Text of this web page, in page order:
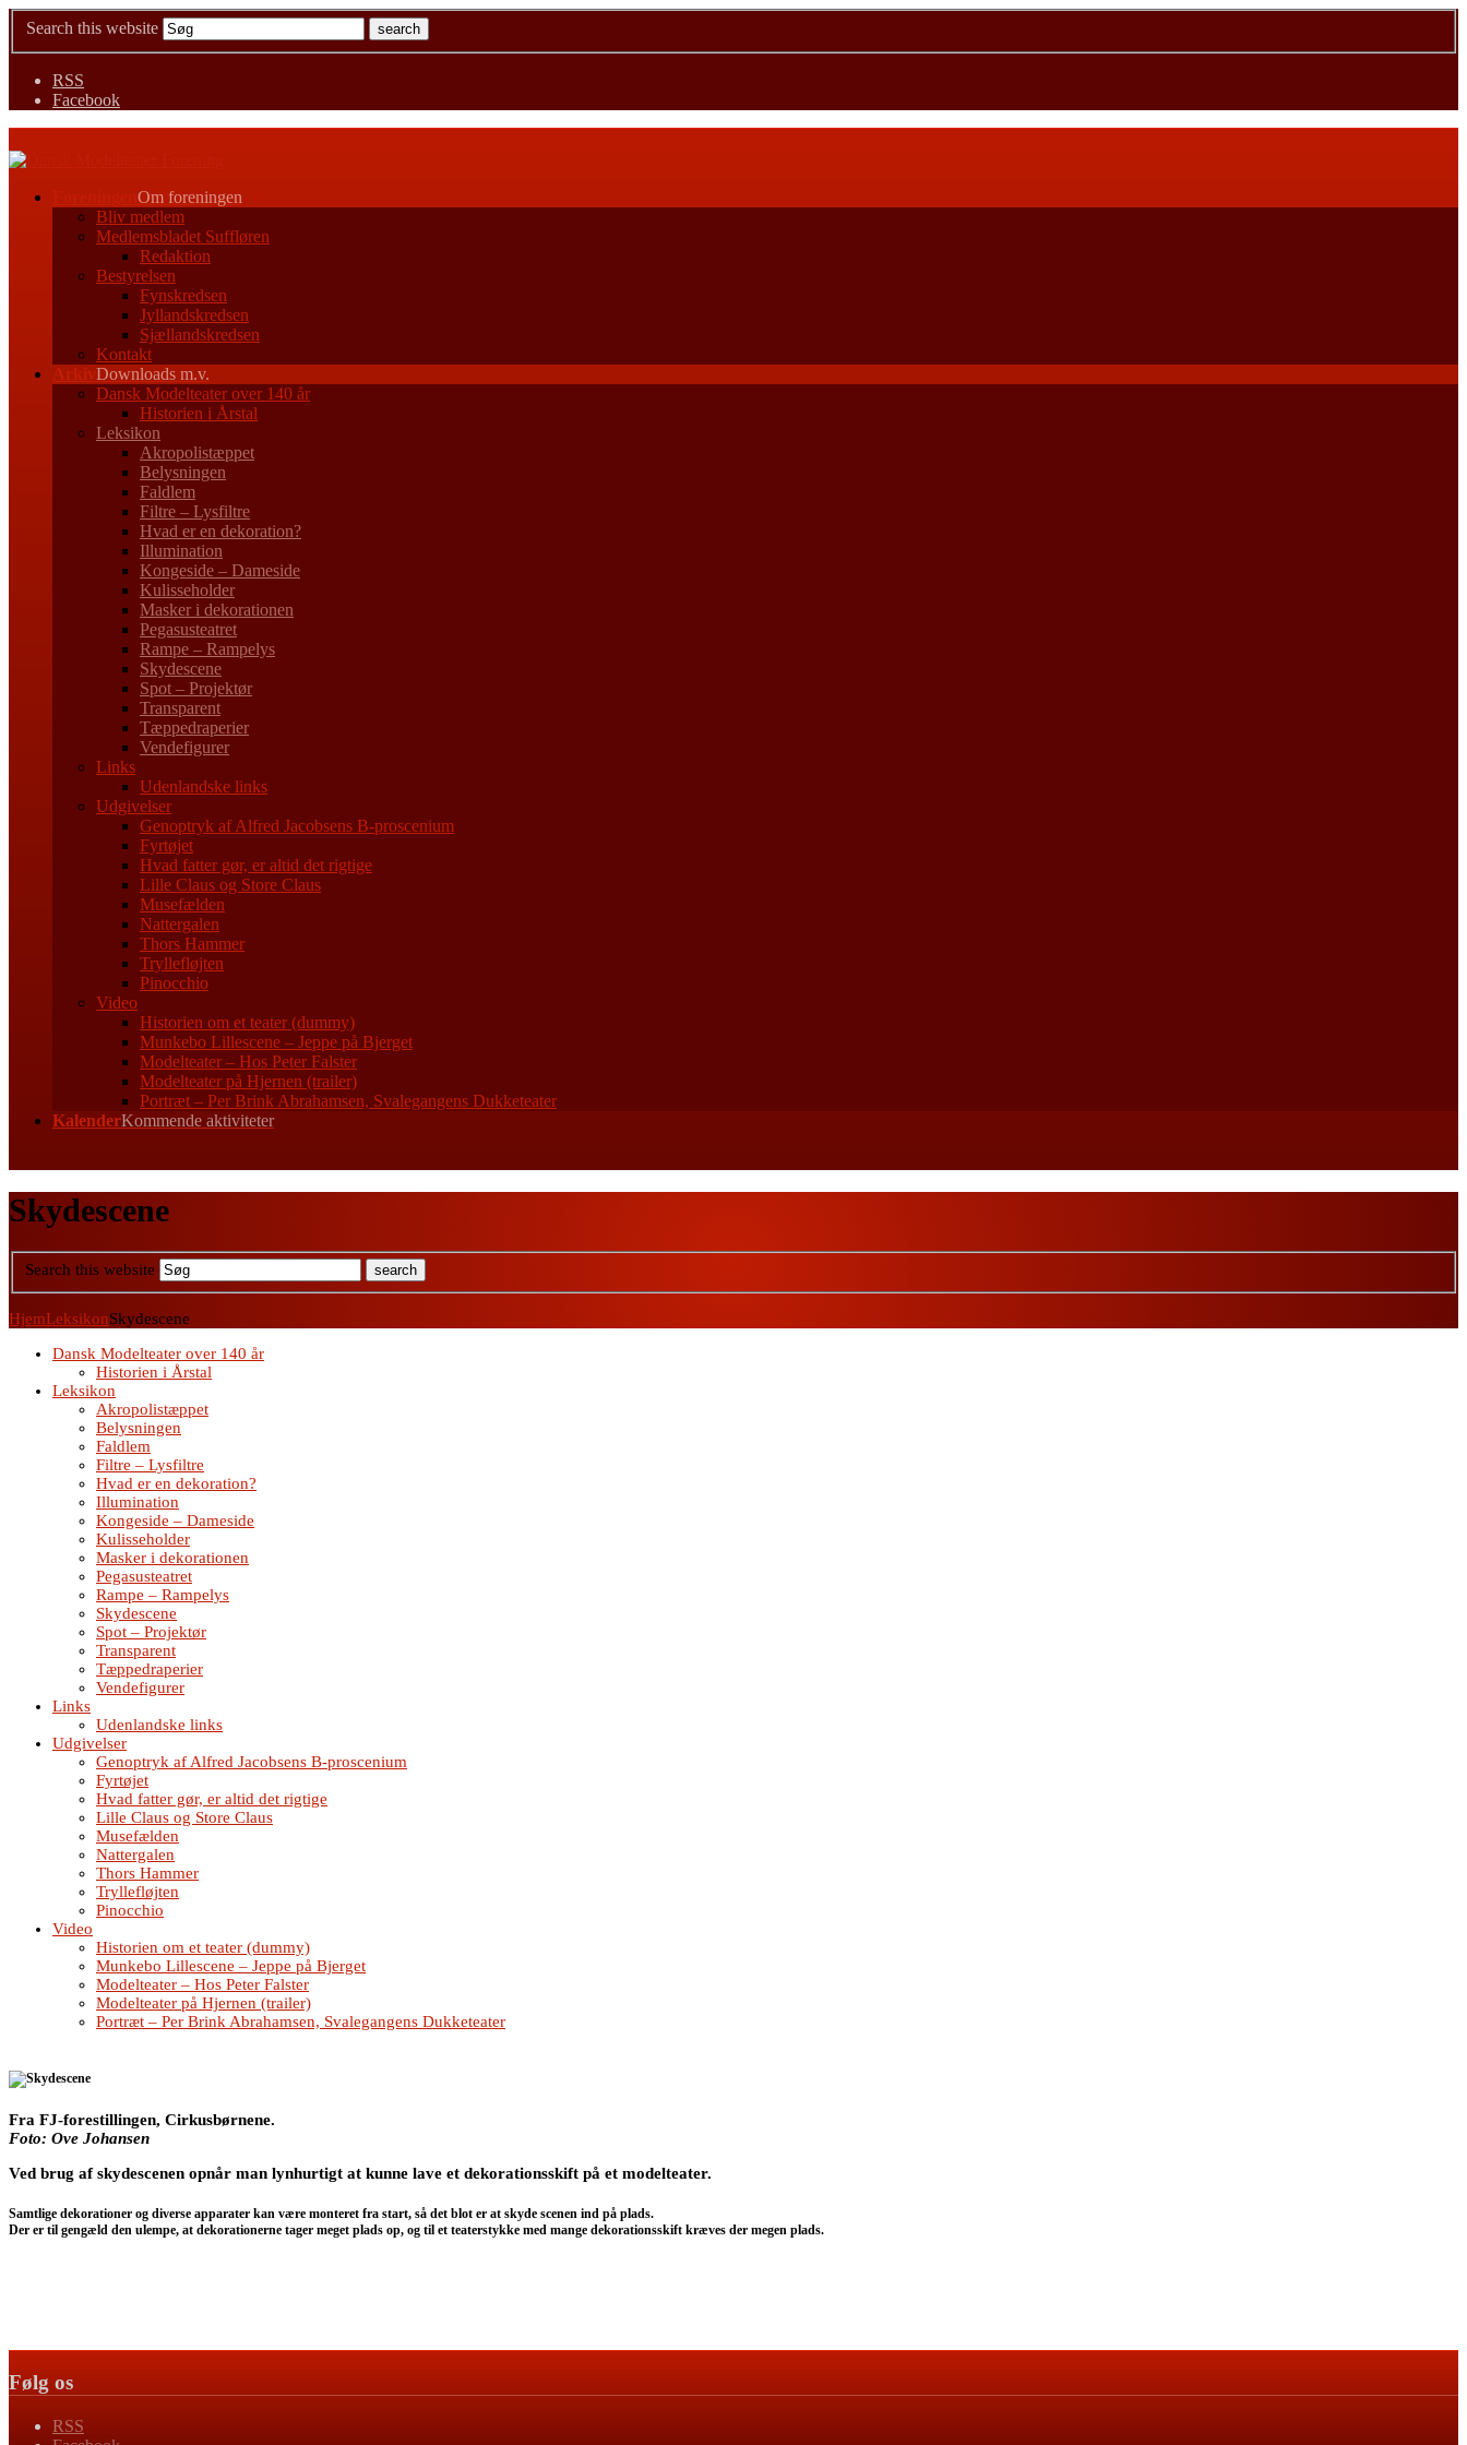
Search this website
RSS
Facebook
Om foreningen
Bliv medlem
Medlemsbladet Suffløren
Redaktion
Bestyrelsen
Fynskredsen
Jyllandskredsen
Sjællandskredsen
Kontakt
ArkivDownloads m.v.
Dansk Modelteater over 140 år
Historien i Årstal
Leksikon
Akropolistæppet
Belysningen
Faldlem
Filtre – Lysfiltre
Hvad er en dekoration?
Illumination
Kongeside – Dameside
Kulisseholder
Masker i dekorationen
Pegasusteatret
Rampe – Rampelys
Skydescene
Spot – Projektør
Transparent
Tæppedraperier
Vendefigurer
Links
Udenlandske links
Udgivelser
Genoptryk af Alfred Jacobsens B-proscenium
Fyrtøjet
Hvad fatter gør, er altid det rigtige
Lille Claus og Store Claus
Musefælden
Nattergalen
Thors Hammer
Tryllefløjten
Pinocchio
Video
Historien om et teater (dummy)
Munkebo Lillescene – Jeppe på Bjerget
Modelteater – Hos Peter Falster
Modelteater på Hjernen (trailer)
Portræt – Per Brink Abrahamsen, Svalegangens Dukketeater
KalenderKommende aktiviteter
Skydescene
Search this website
HjemLeksikonSkydescene
Dansk Modelteater over 140 år
Historien i Årstal
Leksikon
Akropolistæppet
Belysningen
Faldlem
Filtre – Lysfiltre
Hvad er en dekoration?
Illumination
Kongeside – Dameside
Kulisseholder
Masker i dekorationen
Pegasusteatret
Rampe – Rampelys
Skydescene
Spot – Projektør
Transparent
Tæppedraperier
Vendefigurer
Links
Udenlandske links
Udgivelser
Genoptryk af Alfred Jacobsens B-proscenium
Fyrtøjet
Hvad fatter gør, er altid det rigtige
Lille Claus og Store Claus
Musefælden
Nattergalen
Thors Hammer
Tryllefløjten
Pinocchio
Video
Historien om et teater (dummy)
Munkebo Lillescene – Jeppe på Bjerget
Modelteater – Hos Peter Falster
Modelteater på Hjernen (trailer)
Portræt – Per Brink Abrahamsen, Svalegangens Dukketeater
Fra FJ-forestillingen, Cirkusbørnene.
Foto: Ove Johansen
Ved brug af skydescenen opnår man lynhurtigt at kunne lave et dekorationsskift på et modelteater.
Samtlige dekorationer og diverse apparater kan være monteret fra start, så det blot er at skyde scenen ind på plads.
Der er til gengæld den ulempe, at dekorationerne tager meget plads op, og til et teaterstykke med mange dekorationsskift kræves der megen plads.
Følg os
RSS